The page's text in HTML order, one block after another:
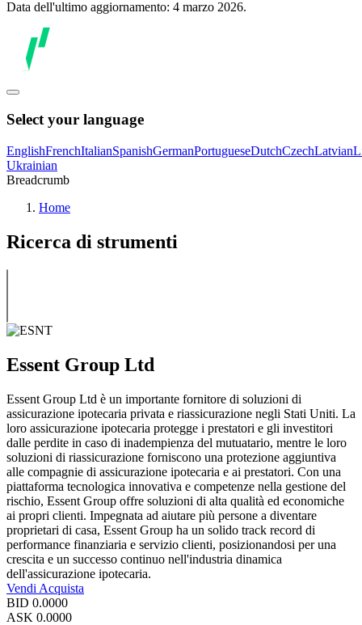
Data dell'ultimo aggiornamento: 4 marzo 2026.
Select your language
EnglishFrenchItalianSpanishGermanPortugueseDutchCzechLatvian
Ukrainian
Breadcrumb
Home
Ricerca di strumenti
Essent Group Ltd
Essent Group Ltd è un importante fornitore di soluzioni di
assicurazione ipotecaria privata e riassicurazione negli Stati Uniti. La
loro assicurazione ipotecaria protegge i prestatori e gli investitori
dalle perdite in caso di inadempienza del mutuatario, mentre le loro
soluzioni di riassicurazione forniscono una protezione aggiuntiva
alle compagnie di assicurazione ipotecaria e ai prestatori. Con una
piattaforma tecnologica innovativa e competenze nella gestione del
rischio, Essent Group offre soluzioni di alta qualità ed economiche
ai propri clienti. Impegnata ad aiutare più persone a diventare
proprietari di casa, Essent Group ha un solido track record di
performance finanziaria e servizio clienti, posizionandosi per una
crescita e un successo continuo nell'industria dinamica
dell'assicurazione ipotecaria.
Vendi Acquista
BID 0.0000
ASK 0.0000